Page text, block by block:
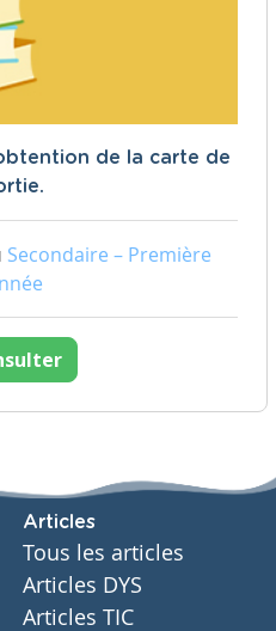
de la carte de
Secondaire – Première
Articles
Tous les articles
Articles DYS
Articles TIC